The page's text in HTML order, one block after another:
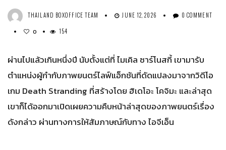
THAILAND BOXOFFICE TEAM JUNE 12, 2026 0 COMMENT
0 154
ผ่านไปแล้วเกินหนึ่งปี นับตั้งแต่ที่ ไมเคิล ซาร์โนสกี้ เขามารับ
ตำแหน่งผู้กำกับภาพยนตร์ไลฟ์แอ็กชันที่ดัดแปลงมาจากวิดีโอ
เกม Death Stranding ที่สร้างโดย ฮิเดโอะ โคจิมะ และล่าสุด
เขาก็ได้ออกมาเปิดเผยความคืบหน้าล่าสุดของภาพยนตร์เรื่อง
ดังกล่าว ผ่านทางการให้สัมภาษณ์กับทาง ไอจีเอ็น